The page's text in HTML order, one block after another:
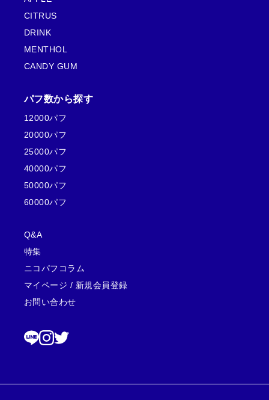
CITRUS
DRINK
MENTHOL
CANDY GUM
パフ数から探す
12000パフ
20000パフ
25000パフ
40000パフ
50000パフ
60000パフ
Q&A
特集
ニコパフコラム
マイページ / 新規会員登録
お問い合わせ